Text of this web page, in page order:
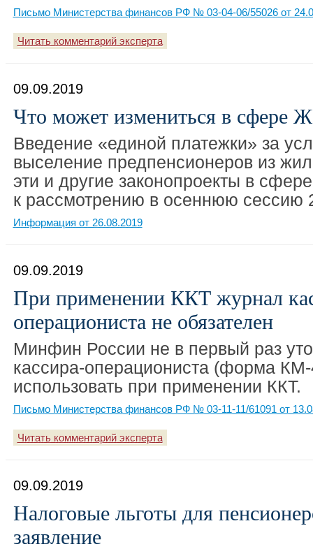
Письмо Министерства финансов РФ № 03-04-06/55026 от
Читать комментарий эксперта
09.09.2019
Что может измениться в сфере
Введение «единой платежки» за
выселение предпенсионеров из
эти и другие законопроекты в
к рассмотрению в осеннюю сессию
Информация от 26.08.2019
09.09.2019
При применении ККТ журнал
операциониста не обязателен
Минфин России не в первый раз
кассира-операциониста (форма КМ-
использовать при применении ККТ.
Письмо Министерства финансов РФ № 03-11-11/61091 от
Читать комментарий эксперта
09.09.2019
Налоговые льготы для
заявление